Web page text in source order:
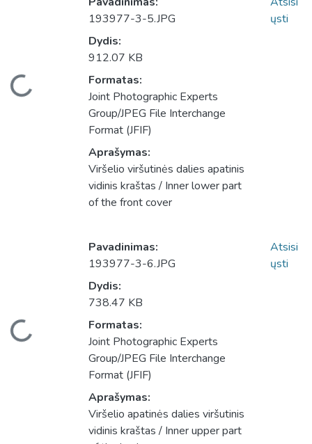
193977-3-5.JPG
Dydis:
912.07 KB
Formatas:
Joint Photographic Experts
Group/JPEG File Interchange
Format (JFIF)
Aprašymas:
Viršelio viršutinės dalies apatinis
vidinis kraštas / Inner lower part
of the front cover
ųsti
Pavadinimas:
193977-3-6.JPG
Dydis:
738.47 KB
Formatas:
Joint Photographic Experts
Group/JPEG File Interchange
Format (JFIF)
Aprašymas:
Viršelio apatinės dalies viršutinis
vidinis kraštas / Inner upper part
Atsisi
ųsti